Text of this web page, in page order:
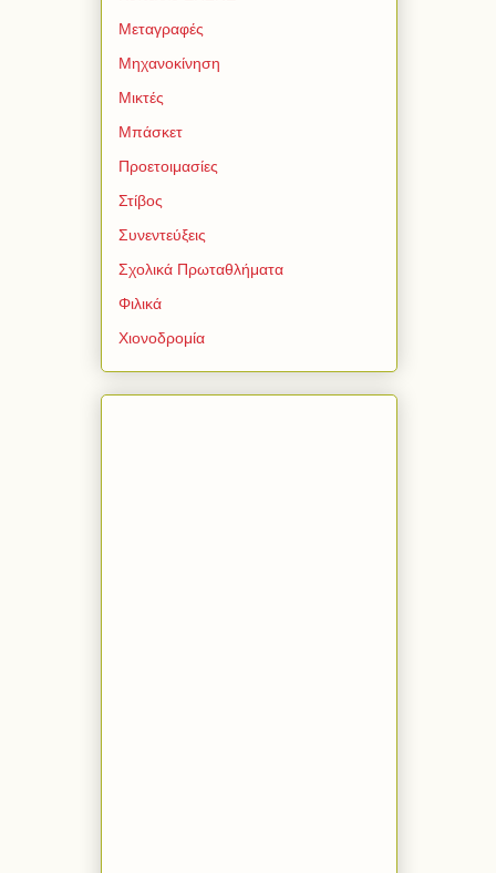
Μεταγραφές
Μηχανοκίνηση
Μικτές
Μπάσκετ
Προετοιμασίες
Στίβος
Συνεντεύξεις
Σχολικά Πρωταθλήματα
Φιλικά
Χιονοδρομία